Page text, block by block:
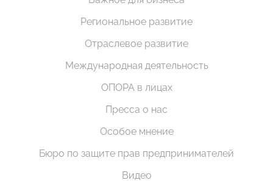
Региональное развитие
Отраслевое развитие
Международная деятельность
ОПОРА в лицах
Пресса о нас
Особое мнение
Бюро по защите прав предпринимателей
Видео